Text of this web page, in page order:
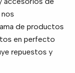
de productos
en perfecto
repuestos y